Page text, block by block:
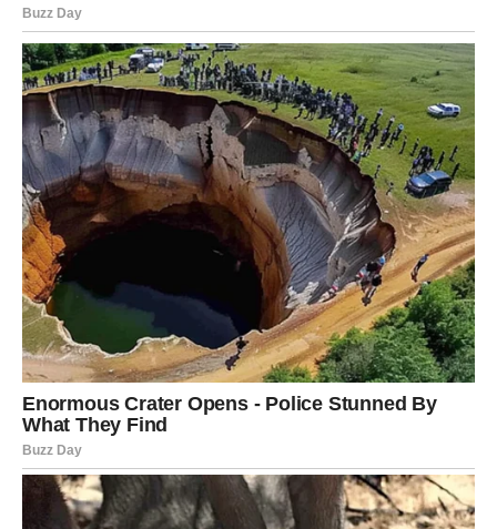
Sudbina vam priprema jedno posebno iznenađenje koje
može doći kroz poruku, razgovor, poslovni kontakt ili
događaj koji u početku neće djelovati previše značajno.
Međutim, upravo ta situacija mogla bi pokrenuti niz
promjena koje će vam koristiti na više životnih polja.
Važno je da ostanete otvoreni za nove mogućnosti.
Nemojte odbacivati ideje samo zato što se razlikuju od
prvobitnih planova. Ponekad najbolji putevi nastaju
upravo onda kada se usudimo da napravimo mali zaokret.
Bićete u prilici da donesete odluku koja vam otvara vrata
ka mnogo boljoj budućnosti. Vjerujte sebi jer ćete jasno
osjetiti kada je pravi trenutak za djelovanje.
Sudbina vam vraća ono što ste